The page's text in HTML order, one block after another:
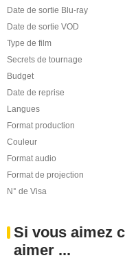
Date de sortie Blu-ray
Date de sortie VOD
Type de film
Secrets de tournage
Budget
Date de reprise
Langues
Format production
Couleur
Format audio
Format de projection
N° de Visa
Si vous aimez
aimer ...